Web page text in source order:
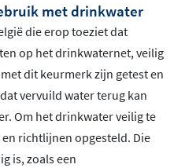
met drinkwater
die erop toeziet dat
op het drinkwaternet, veilig
dit keurmerk zijn getest en
vervuild water terug kan
Om het drinkwater veilig te
richtlijnen opgesteld. Die
is, zoals een